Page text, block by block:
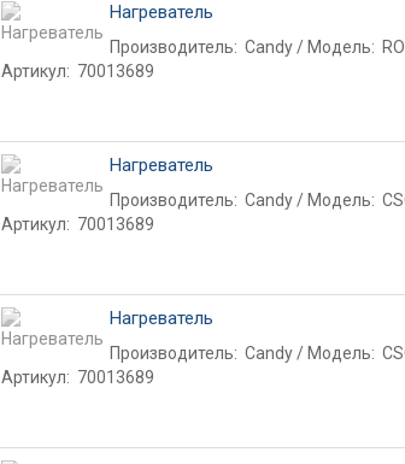
Нагреватель
Производитель: Candy Модель:
Артикул: 70013689
Нагреватель
Производитель: Candy Модель:
Артикул: 70013689
Нагреватель
Производитель: Candy Модель:
Артикул: 70013689